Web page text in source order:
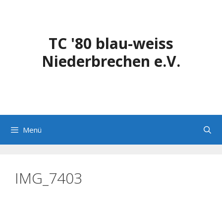
TC '80 blau-weiss
Niederbrechen e.V.
Menü
IMG_7403